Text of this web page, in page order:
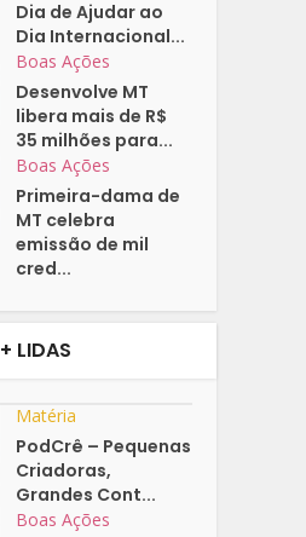
Dia de Ajudar ao
Dia Internacional...
Boas Ações
Desenvolve MT
libera mais de R$
35 milhões para...
Boas Ações
Primeira-dama de
MT celebra
emissão de mil
cred...
+ LIDAS
Matéria
PodCrê – Pequenas
Criadoras,
Grandes Cont...
Boas Ações